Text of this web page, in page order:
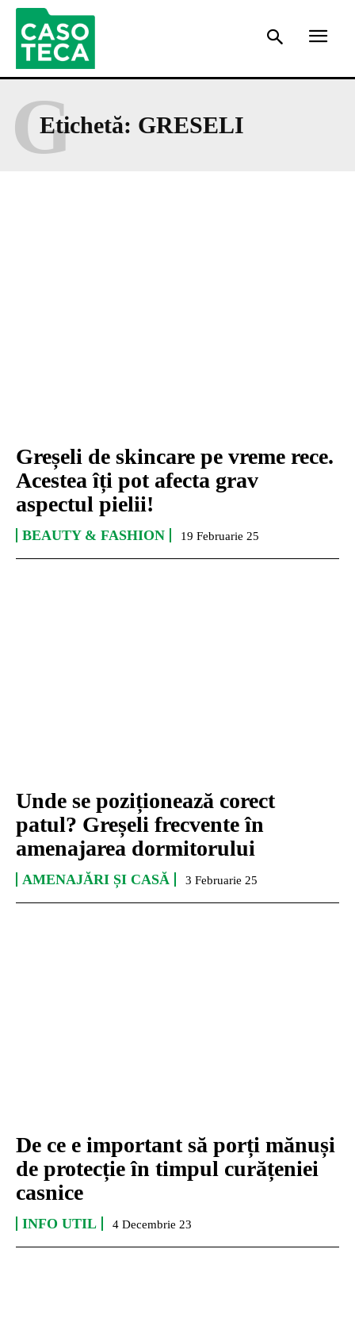
Etichetă: GRESELI
G
Greșeli de skincare pe vreme rece.
Acestea îți pot afecta grav
aspectul pielii!
BEAUTY & FASHION 19 Februarie 25
Unde se poziționează corect
patul? Greșeli frecvente în
amenajarea dormitorului
AMENAJĂRI ȘI CASĂ 3 Februarie 25
De ce e important să porți mănuși
de protecție în timpul curățeniei
casnice
INFO UTIL 4 Decembrie 23